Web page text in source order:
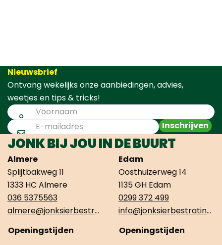
Nieuwsbrief
Ontvang wekelijks onze aanbiedingen, advies,
weetjes en tips & tricks!
Inschrijven
JONK BIJ JOU IN DE BUURT
Almere
Splijtbakweg 11
1333 HC Almere
036 5375563
almere@jonksierbestrating.nl
Openingstijden
Edam
Oosthuizerweg 14
1135 GH Edam
0299 372 499
info@jonksierbestrating.nl
Openingstijden